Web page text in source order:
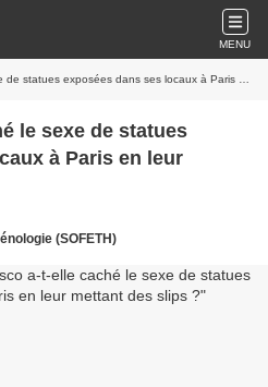
MENU
dans ses locaux à Paris en leur mettant des slips ?
le sexe de statues
à Paris en leur
(SOFETH)